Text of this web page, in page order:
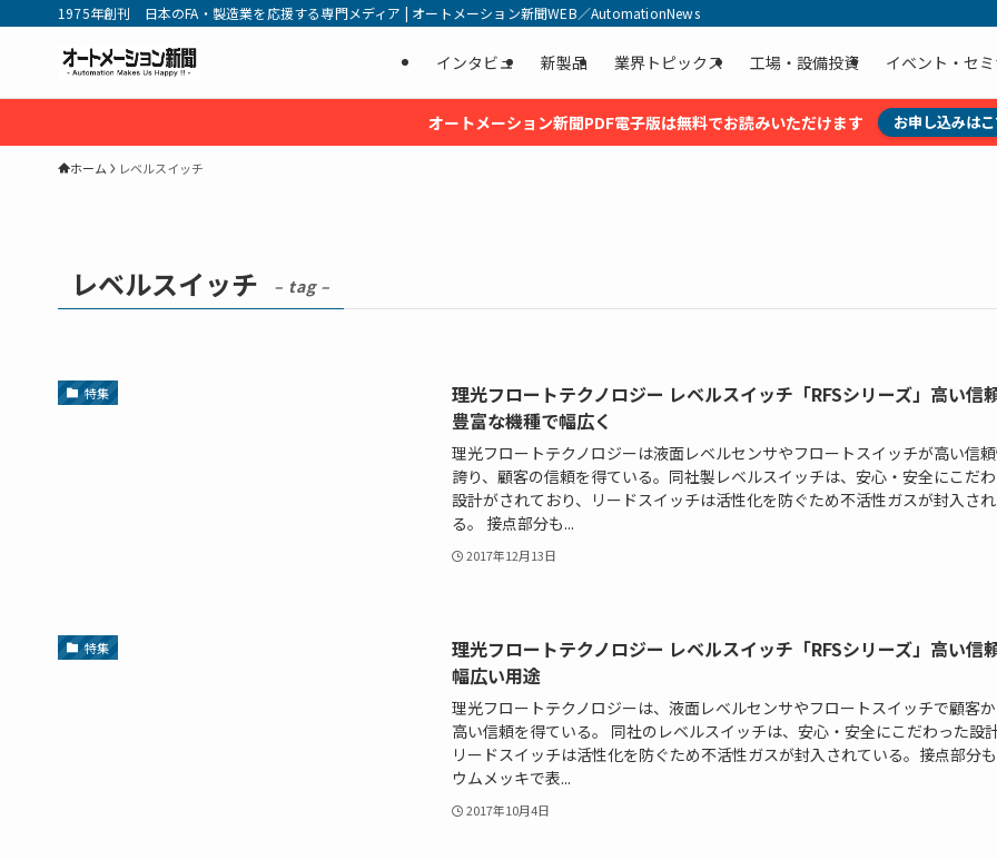
1975年創刊 日本のFA・製造業を応援する専門メディア | オートメーション新聞WEB／AutomationNews
インタビュ 新製品 業界トピックス 工場・設備投資 イベント・セ
オートメーション新聞PDF電子版は無料でお読みいただけます お申し込みは
ホーム レベルスイッチ
レベルスイッチ – tag –
特集
理光フロートテクノロジー レベルスイッチ「RFSシリーズ」高い信
豊富な機種で幅広く
理光フロートテクノロジーは液面レベルセンサやフロートスイッチが高い信
誇り、顧客の信頼を得ている。同社製レベルスイッチは、安心・安全にこだ
設計がされており、リードスイッチは活性化を防ぐため不活性ガスが封入さ
る。 接点部分も...
2017年12月13日
特集
理光フロートテクノロジー レベルスイッチ「RFSシリーズ」高い信
幅広い用途
理光フロートテクノロジーは、液面レベルセンサやフロートスイッチで顧客
高い信頼を得ている。 同社のレベルスイッチは、安心・安全にこだわった設
リードスイッチは活性化を防ぐため不活性ガスが封入されている。接点部分
ウムメッキで表...
2017年10月4日